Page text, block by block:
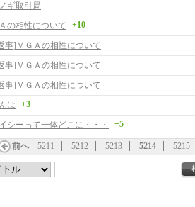
ギ取引局
の相性について
+10
事]ＶＧＡの相性について
事]ＶＧＡの相性について
事]ＶＧＡの相性について
は
+3
シーって一体どこに・・・
+5
前へ 5211 5212 5213 5214 5215